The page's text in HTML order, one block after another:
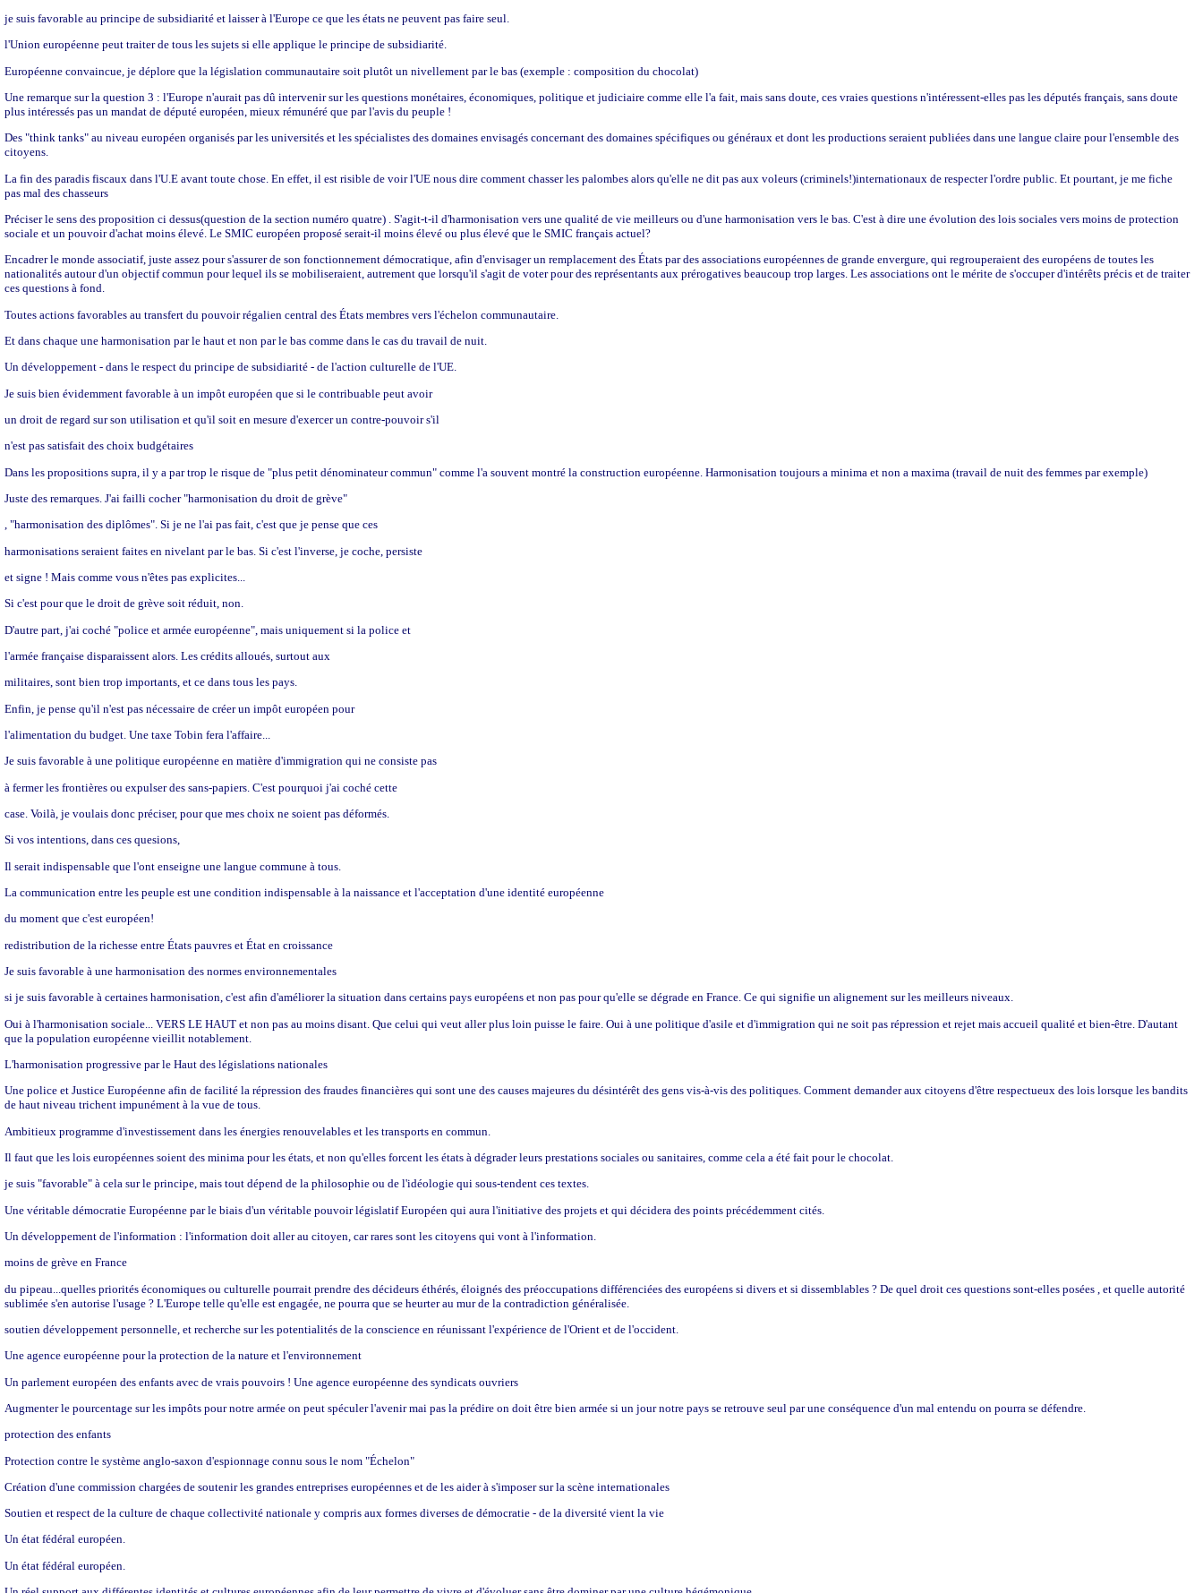
je suis favorable au principe de subsidiarité et laisser à l'Europe ce que les états ne peuvent pas faire seul.
l'Union européenne peut traiter de tous les sujets si elle applique le principe de subsidiarité.
Européenne convaincue, je déplore que la législation communautaire soit plutôt un nivellement par le bas (exemple : composition du chocolat)
Une remarque sur la question 3 : l'Europe n'aurait pas dû intervenir sur les questions monétaires, économiques, politique et judiciaire comme elle l'a fait, mais sans doute, ces vraies questions n'intéressent-elles pas les députés français, sans doute
plus intéressés pas un mandat de député européen, mieux rémunéré que par l'avis du peuple !
Des "think tanks" au niveau européen organisés par les universités et les spécialistes des domaines envisagés concernant des domaines spécifiques ou généraux et dont les productions seraient publiées dans une langue claire pour l'ensemble des
citoyens.
La fin des paradis fiscaux dans l'U.E avant toute chose. En effet, il est risible de voir l'UE nous dire comment chasser les palombes alors qu'elle ne dit pas aux voleurs (criminels!)internationaux de respecter l'ordre public. Et pourtant, je me fiche
pas mal des chasseurs
Préciser le sens des proposition ci dessus(question de la section numéro quatre) . S'agit-t-il d'harmonisation vers une qualité de vie meilleurs ou d'une harmonisation vers le bas. C'est à dire une évolution des lois sociales vers moins de protection
sociale et un pouvoir d'achat moins élevé. Le SMIC européen proposé serait-il moins élevé ou plus élevé que le SMIC français actuel?
Encadrer le monde associatif, juste assez pour s'assurer de son fonctionnement démocratique, afin d'envisager un remplacement des États par des associations européennes de grande envergure, qui regrouperaient des européens de toutes les
nationalités autour d'un objectif commun pour lequel ils se mobiliseraient, autrement que lorsqu'il s'agit de voter pour des représentants aux prérogatives beaucoup trop larges. Les associations ont le mérite de s'occuper d'intérêts précis et de traiter
ces questions à fond.
Toutes actions favorables au transfert du pouvoir régalien central des États membres vers l'échelon communautaire.
Et dans chaque une harmonisation par le haut et non par le bas comme dans le cas du travail de nuit.
Un développement - dans le respect du principe de subsidiarité - de l'action culturelle de l'UE.
Je suis bien évidemment favorable à un impôt européen que si le contribuable peut avoir
un droit de regard sur son utilisation et qu'il soit en mesure d'exercer un contre-pouvoir s'il
n'est pas satisfait des choix budgétaires
Dans les propositions supra, il y a par trop le risque de "plus petit dénominateur commun" comme l'a souvent montré la construction européenne. Harmonisation toujours a minima et non a maxima (travail de nuit des femmes par exemple)
Juste des remarques. J'ai failli cocher "harmonisation du droit de grève"
, "harmonisation des diplômes". Si je ne l'ai pas fait, c'est que je pense que ces
harmonisations seraient faites en nivelant par le bas. Si c'est l'inverse, je coche, persiste
et signe ! Mais comme vous n'êtes pas explicites...
Si c'est pour que le droit de grève soit réduit, non.
D'autre part, j'ai coché "police et armée européenne", mais uniquement si la police et
l'armée française disparaissent alors. Les crédits alloués, surtout aux
militaires, sont bien trop importants, et ce dans tous les pays.
Enfin, je pense qu'il n'est pas nécessaire de créer un impôt européen pour
l'alimentation du budget. Une taxe Tobin fera l'affaire...
Je suis favorable à une politique européenne en matière d'immigration qui ne consiste pas
à fermer les frontières ou expulser des sans-papiers. C'est pourquoi j'ai coché cette
case. Voilà, je voulais donc préciser, pour que mes choix ne soient pas déformés.
Si vos intentions, dans ces quesions,
Il serait indispensable que l'ont enseigne une langue commune à tous.
La communication entre les peuple est une condition indispensable à la naissance et l'acceptation d'une identité européenne
du moment que c'est européen!
redistribution de la richesse entre États pauvres et État en croissance
Je suis favorable à une harmonisation des normes environnementales
si je suis favorable à certaines harmonisation, c'est afin d'améliorer la situation dans certains pays européens et non pas pour qu'elle se dégrade en France. Ce qui signifie un alignement sur les meilleurs niveaux.
Oui à l'harmonisation sociale... VERS LE HAUT et non pas au moins disant. Que celui qui veut aller plus loin puisse le faire. Oui à une politique d'asile et d'immigration qui ne soit pas répression et rejet mais accueil qualité et bien-être. D'autant
que la population européenne vieillit notablement.
L'harmonisation progressive par le Haut des législations nationales
Une police et Justice Européenne afin de facilité la répression des fraudes financières qui sont une des causes majeures du désintérêt des gens vis-à-vis des politiques. Comment demander aux citoyens d'être respectueux des lois lorsque les bandits
de haut niveau trichent impunément à la vue de tous.
Ambitieux programme d'investissement dans les énergies renouvelables et les transports en commun.
Il faut que les lois européennes soient des minima pour les états, et non qu'elles forcent les états à dégrader leurs prestations sociales ou sanitaires, comme cela a été fait pour le chocolat.
je suis "favorable" à cela sur le principe, mais tout dépend de la philosophie ou de l'idéologie qui sous-tendent ces textes.
Une véritable démocratie Européenne par le biais d'un véritable pouvoir législatif Européen qui aura l'initiative des projets et qui décidera des points précédemment cités.
Un développement de l'information : l'information doit aller au citoyen, car rares sont les citoyens qui vont à l'information.
moins de grève en France
du pipeau...quelles priorités économiques ou culturelle pourrait prendre des décideurs éthérés, éloignés des préoccupations différenciées des européens si divers et si dissemblables ? De quel droit ces questions sont-elles posées , et quelle autorité
sublimée s'en autorise l'usage ? L'Europe telle qu'elle est engagée, ne pourra que se heurter au mur de la contradiction généralisée.
soutien développement personnelle, et recherche sur les potentialités de la conscience en réunissant l'expérience de l'Orient et de l'occident.
Une agence européenne pour la protection de la nature et l'environnement
Un parlement européen des enfants avec de vrais pouvoirs ! Une agence européenne des syndicats ouvriers
Augmenter le pourcentage sur les impôts pour notre armée on peut spéculer l'avenir mai pas la prédire on doit être bien armée si un jour notre pays se retrouve seul par une conséquence d'un mal entendu on pourra se défendre.
protection des enfants
Protection contre le système anglo-saxon d'espionnage connu sous le nom "Échelon"
Création d'une commission chargées de soutenir les grandes entreprises européennes et de les aider à s'imposer sur la scène internationales
Soutien et respect de la culture de chaque collectivité nationale y compris aux formes diverses de démocratie - de la diversité vient la vie
Un état fédéral européen.
Un état fédéral européen.